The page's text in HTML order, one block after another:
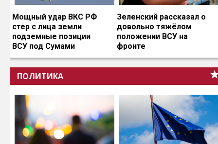
Мощный удар ВКС РФ
стер с лица земли
подземные позиции
ВСУ под Сумами
Зеленский рассказал о
довольно тяжёлом
положении ВСУ на
фронте
ПОЛИТИКА